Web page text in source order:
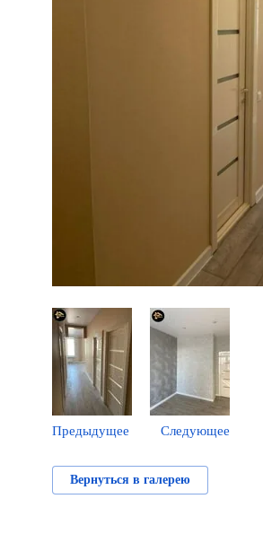
Предыдущее Следующее
Вернуться в галерею